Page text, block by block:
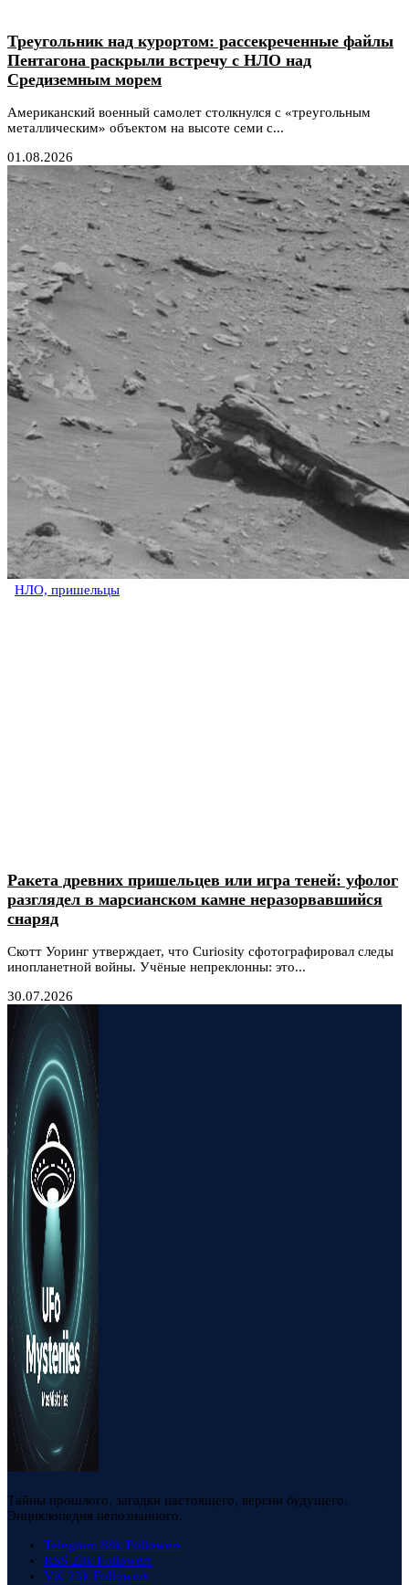
Треугольник над курортом: рассекреченные файлы
Пентагона раскрыли встречу с НЛО над
Средиземным морем
Американский военный самолет столкнулся с «треугольным
металлическим» объектом на высоте семи с...
01.08.2026
НЛО, пришельцы
Ракета древних пришельцев или игра теней: уфолог
разглядел в марсианском камне неразорвавшийся
снаряд
Скотт Уоринг утверждает, что Curiosity сфотографировал следы
инопланетной войны. Учёные непреклонны: это...
30.07.2026
Тайны прошлого, загадки настоящего, версии будущего.
Энциклопедия непознанного.
Telegram 88k Followers
RSS 23k Followers
VK 23k Followers